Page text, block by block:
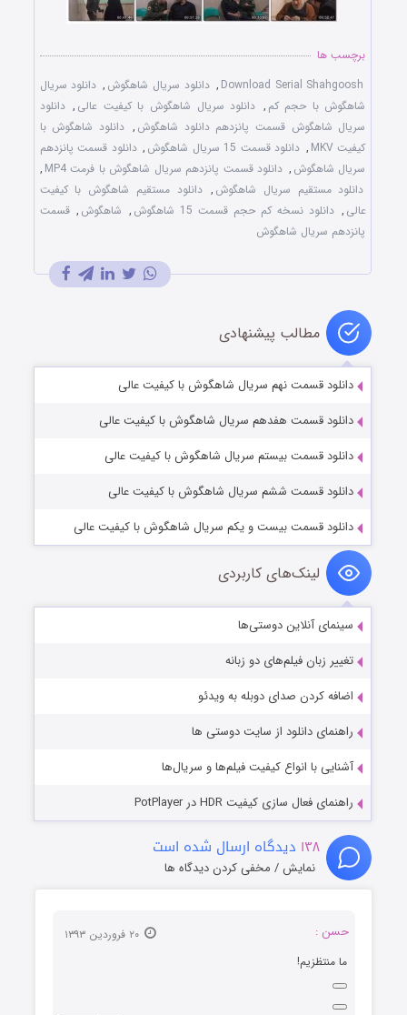
برچسب ها
Download Serial Shahgoosh
, دانلود سریال شاهگوش , دانلود سریال
شاهگوش با حجم کم , دانلود سریال شاهگوش با کیفیت عالی , دانلود
سریال شاهگوش قسمت پانزدهم دانلود شاهگوش , دانلود شاهگوش با
کیفیت MKV
, دانلود قسمت 15 سریال شاهگوش , دانلود قسمت پانزدهم
سریال شاهگوش , دانلود قسمت پانزدهم سریال شاهگوش با فرمت MP4
,
دانلود مستقیم سریال شاهگوش , دانلود مستقیم شاهگوش با کیفیت
عالی , دانلود نسخه کم حجم قسمت 15 شاهگوش , شاهگوش , قسمت
پانزدهم سریال شاهگوش
مطالب پیشنهادی
دانلود قسمت نهم سریال شاهگوش با کیفیت عالی
دانلود قسمت هفدهم سریال شاهگوش با کیفیت عالی
دانلود قسمت بیستم سریال شاهگوش با کیفیت عالی
دانلود قسمت ششم سریال شاهگوش با کیفیت عالی
دانلود قسمت بیست و یکم سریال شاهگوش با کیفیت عالی
لینک‌های کاربردی
سینمای آنلاین دوستی‌ها
تغییر زبان فیلم‌های دو زبانه
اضافه کردن صدای دوبله به ویدئو
راهنمای دانلود از سایت دوستی ها
آشنایی با انواع کیفیت فیلم‌ها و سریال‌ها
راهنمای فعال سازی کیفیت HDR در PotPlayer
۱۳۸ دیدگاه ارسال شده است
نمایش / مخفی کردن دیدگاه ها
حسن :
ما منتظزیم!